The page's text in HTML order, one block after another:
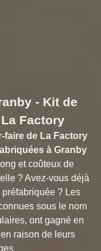
- Kit de
Factory
faire de La Factory
à Granby
et coûteux de
? Avez-vous déjà
préfabriquée ? Les
sous le nom
ont gagné en
raison de leurs